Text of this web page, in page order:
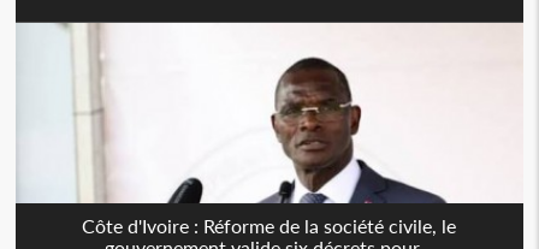
Côte d'Ivoire : Réforme de la société civile, le